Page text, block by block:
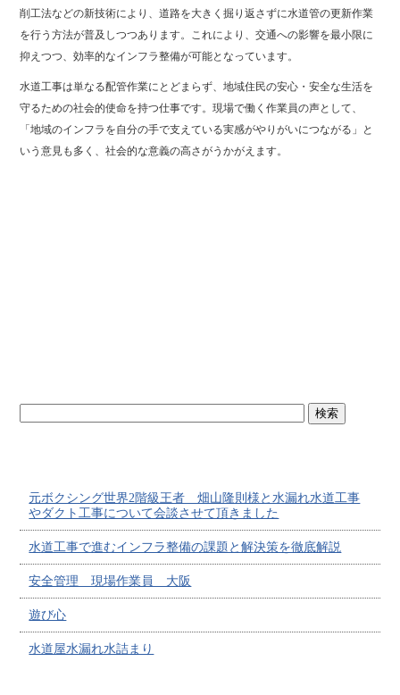
削工法などの新技術により、道路を大きく掘り返さずに水道管の更新作業
を行う方法が普及しつつあります。これにより、交通への影響を最小限に
抑えつつ、効率的なインフラ整備が可能となっています。
水道工事は単なる配管作業にとどまらず、地域住民の安心・安全な生活を
守るための社会的使命を持つ仕事です。現場で働く作業員の声として、
「地域のインフラを自分の手で支えている実感がやりがいにつながる」と
いう意見も多く、社会的な意義の高さがうかがえます。
元ボクシング世界2階級王者 畑山隆則様と水漏れ水道工事
やダクト工事について会談させて頂きました
水道工事で進むインフラ整備の課題と解決策を徹底解説
安全管理 現場作業員 大阪
遊び心
水道屋水漏れ水詰まり